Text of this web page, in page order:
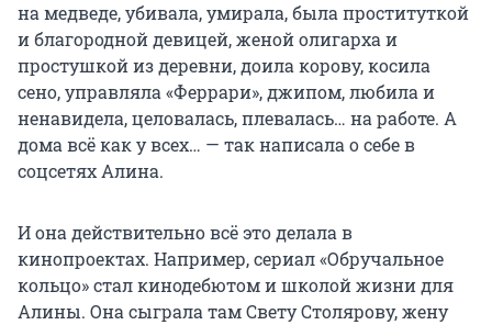
на медведе, убивала, умирала, была проституткой
и благородной девицей, женой олигарха и
простушкой из деревни, доила корову, косила
сено, управляла «Феррари», джипом, любила и
ненавидела, целовалась, плевалась… на работе. А
дома всё как у всех… — так написала о себе в
соцсетях Алина.
И она действительно всё это делала в
кинопроектах. Например, сериал «Обручальное
кольцо» стал кинодебютом и школой жизни для
Алины. Она сыграла там Свету Столярову, жену